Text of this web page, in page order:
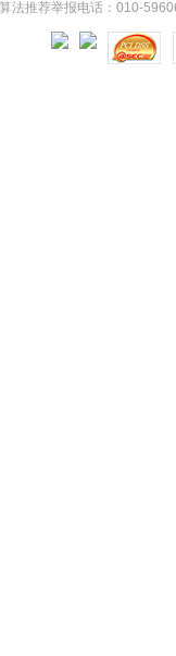
法推荐举报电话：010-